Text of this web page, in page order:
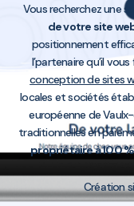
Vous recherchez une
de votre site
positionnement
l’partenaire qu’il
conception de sites
locales et sociétés
européenne de
traditionnelles en
propriétaire à 100 %
Création